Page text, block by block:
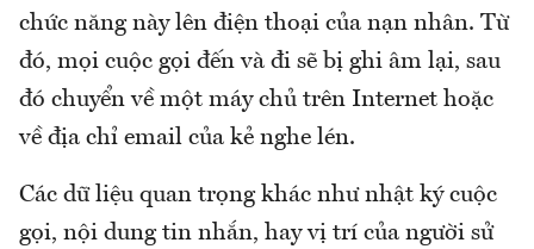
chức năng này lên điện thoại của nạn nhân. Từ
đó, mọi cuộc gọi đến và đi sẽ bị ghi âm lại, sau
đó chuyển về một máy chủ trên Internet hoặc
về địa chỉ email của kẻ nghe lén.
Các dữ liệu quan trọng khác như nhật ký cuộc
gọi, nội dung tin nhắn, hay vị trí của người sử